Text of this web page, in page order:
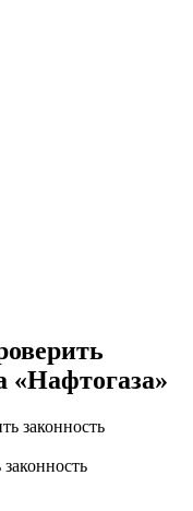
«Нафтогаза»